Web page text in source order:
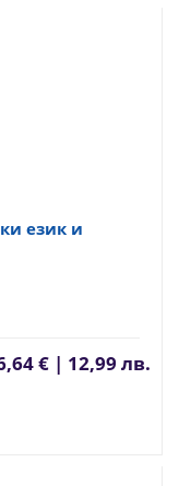
език и
€ | 12,99 лв.